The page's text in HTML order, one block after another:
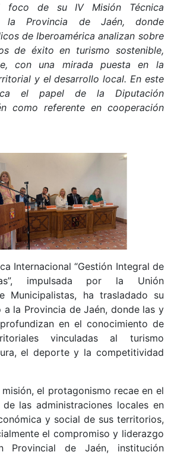
foco de su IV Misión Técnica
la Provincia de Jaén, donde
de Iberoamérica analizan sobre
de éxito en turismo sostenible,
con una mirada puesta en la
y el desarrollo local. En este
el papel de la Diputación
como referente en cooperación
Internacional “Gestión Integral de
impulsada por la Unión
Municipalistas, ha trasladado su
a la Provincia de Jaén, donde las y
en el conocimiento de
vinculadas al turismo
el deporte y la competitividad
el protagonismo recae en el
las administraciones locales en
y social de sus territorios,
el compromiso y liderazgo
Provincial de Jaén, institución